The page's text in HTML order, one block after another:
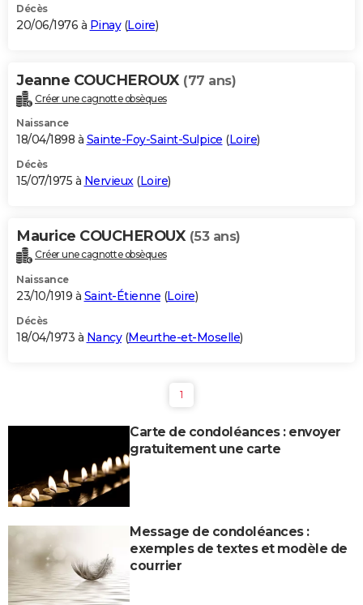
Décès
20/06/1976 à Pinay(Loire)
Jeanne COUCHEROUX (77 ans)
Créer une cagnotte obsèques
Naissance
18/04/1898 à Sainte-Foy-Saint-Sulpice (Loire)
Décès
15/07/1975 à Nervieux(Loire)
Maurice COUCHEROUX (53 ans)
Créer une cagnotte obsèques
Naissance
23/10/1919 à Saint-Étienne (Loire)
Décès
18/04/1973 à Nancy(Meurthe-et-Moselle)
1
Carte de condoléances : envoyer
gratuitement une carte
Message de condoléances :
exemples de textes et modèle de
courrier